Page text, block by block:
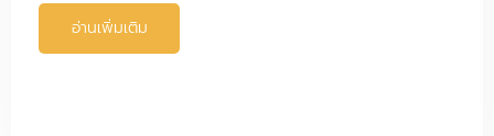
อ่านเพิ่มเติม